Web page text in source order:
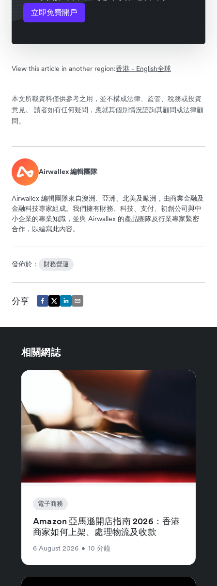
立即免費開戶
View this article in another region:香港 - English全球
本文所載資料僅供參考之用，並不構成法律、監管、稅務或投資
意見。 讀者如有任何疑問，應就其個別情況諮詢其顧問或法律顧
問。
Airwallex 編輯團隊
Airwallex 編輯團隊來自澳洲、亞洲、北美及歐洲，由商業金融及
金融科技專家組成。我們擁有財務、科技、支付、初創公司與中
小企業的專業知識，並與 Airwallex 的產品團隊及行業專家緊密
合作，以編寫此內容。
發佈於： 財務營運
分享
相關網誌
電子商務
Amazon 亞馬遜開店指南 2026：香港
商家如何上架、處理物流及收款
6 August 2026 • 10 分鐘